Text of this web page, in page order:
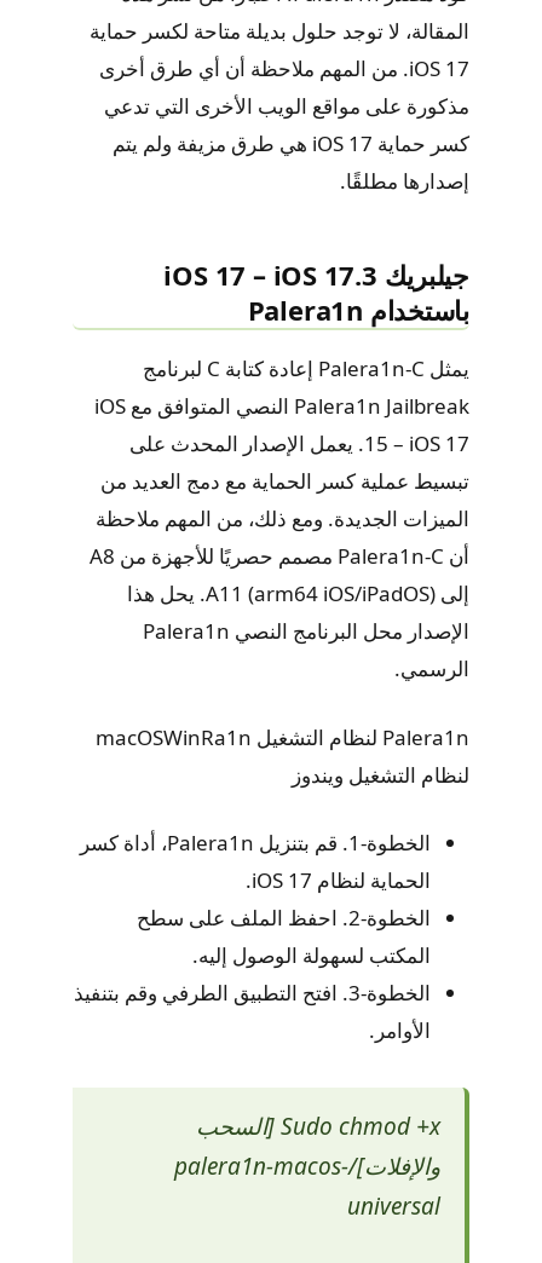
المقالة، لا توجد حلول بديلة متاحة لكسر حماية
iOS 17. من المهم ملاحظة أن أي طرق أخرى
مذكورة على مواقع الويب الأخرى التي تدعي
كسر حماية iOS 17 هي طرق مزيفة ولم يتم
إصدارها مطلقًا.
جيلبريك iOS 17 – iOS 17.3
باستخدام Palera1n
يمثل Palera1n-C إعادة كتابة C لبرنامج
Palera1n Jailbreak النصي المتوافق مع iOS
15 – iOS 17. يعمل الإصدار المحدث على
تبسيط عملية كسر الحماية مع دمج العديد من
الميزات الجديدة. ومع ذلك، من المهم ملاحظة
أن Palera1n-C مصمم حصريًا للأجهزة من A8
إلى A11 (arm64 iOS/iPadOS). يحل هذا
الإصدار محل البرنامج النصي Palera1n
الرسمي.
Palera1n لنظام التشغيل macOSWinRa1n
لنظام التشغيل ويندوز
الخطوة-1. قم بتنزيل Palera1n، أداة كسر
الحماية لنظام iOS 17.
الخطوة-2. احفظ الملف على سطح
المكتب لسهولة الوصول إليه.
الخطوة-3. افتح التطبيق الطرفي وقم بتنفيذ
الأوامر.
​​​​​​​Sudo chmod +x [السحب
والإفلات]/palera1n-macos-
universal